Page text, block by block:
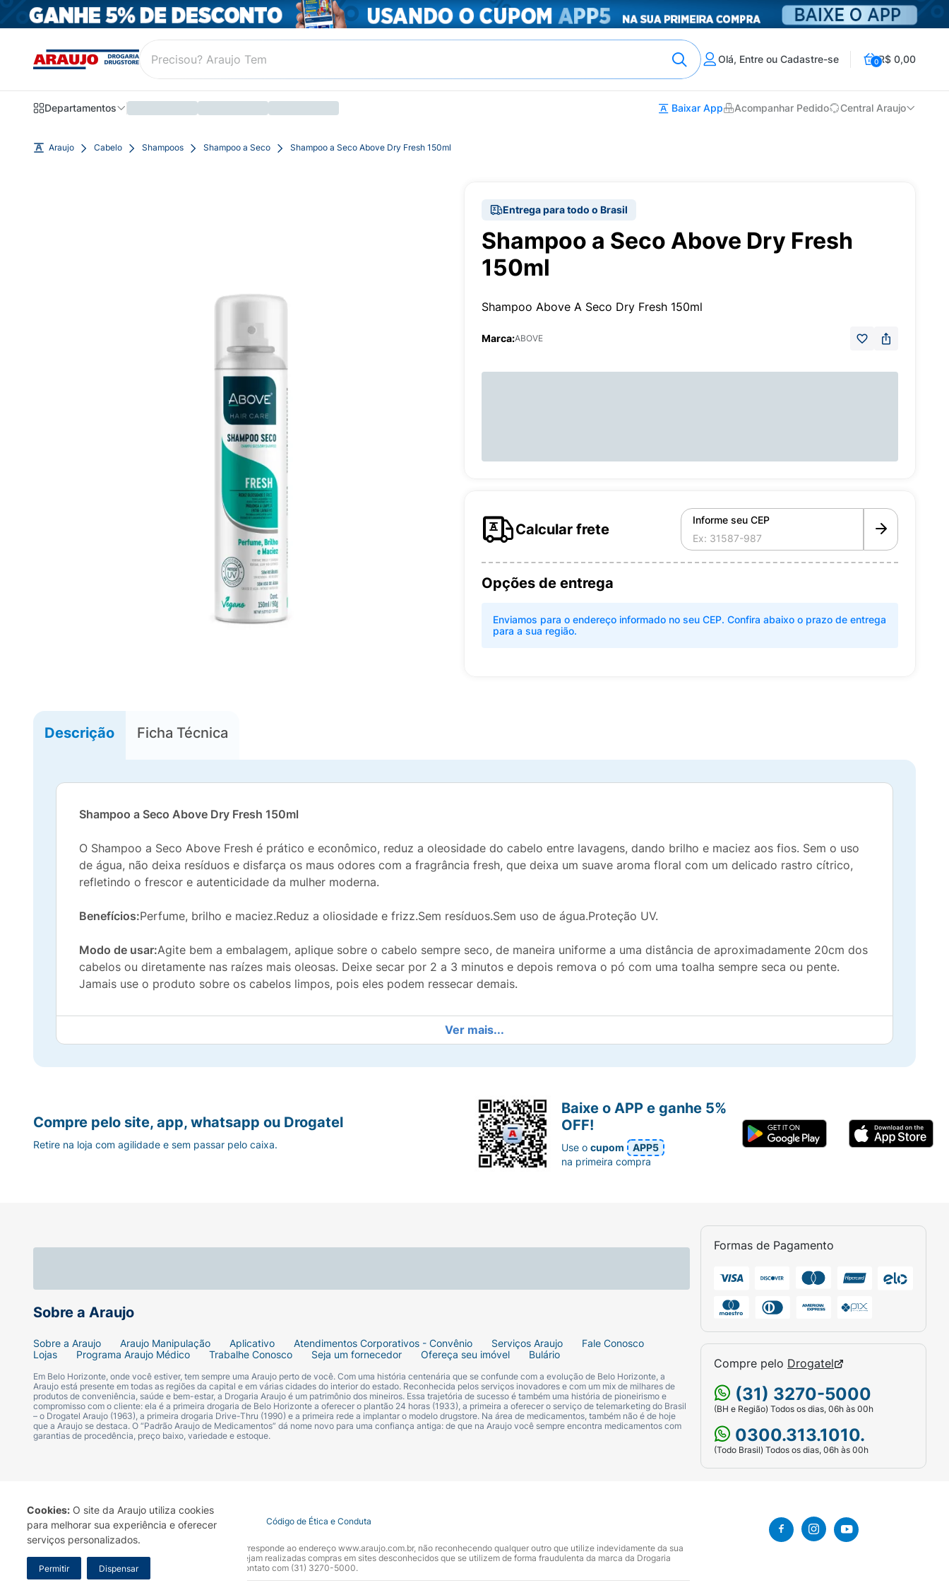
Cookies: O site da Araujo utiliza cookies
para melhorar sua experiência e oferecer
serviços personalizados.
Permitir Dispensar
Olá, Entre ou Cadastre-se 0R$ 0,00
Departamentos Baixar App Acompanhar Pedido Central Araujo
Araujo Cabelo Shampoos Shampoo a Seco Shampoo a Seco Above Dry Fresh 150ml
Entrega para todo o Brasil
Shampoo a Seco Above Dry Fresh
150ml
Shampoo Above A Seco Dry Fresh 150ml
Marca:ABOVE
Calcular frete
Informe seu CEP
Opções de entrega
Enviamos para o endereço informado no seu CEP. Confira abaixo o prazo de entrega
para a sua região.
Descrição Ficha Técnica
Shampoo a Seco Above Dry Fresh 150ml
O Shampoo a Seco Above Fresh é prático e econômico, reduz a oleosidade do cabelo entre lavagens, dando brilho e maciez aos fios. Sem o uso
de água, não deixa resíduos e disfarça os maus odores com a fragrância fresh, que deixa um suave aroma floral com um delicado rastro cítrico,
refletindo o frescor e autenticidade da mulher moderna.
Benefícios:Perfume, brilho e maciez.Reduz a oliosidade e frizz.Sem resíduos.Sem uso de água.Proteção UV.
Modo de usar:Agite bem a embalagem, aplique sobre o cabelo sempre seco, de maneira uniforme a uma distância de aproximadamente 20cm dos
cabelos ou diretamente nas raízes mais oleosas. Deixe secar por 2 a 3 minutos e depois remova o pó com uma toalha sempre seca ou pente.
Jamais use o produto sobre os cabelos limpos, pois eles podem ressecar demais.
Ver mais...
Sobre a Araujo
Sobre a Araujo Araujo Manipulação Aplicativo Atendimentos Corporativos - Convênio Serviços Araujo
Fale Conosco
Lojas
Programa Araujo Médico Trabalhe Conosco Seja um fornecedor Ofereça seu imóvel Bulário
Em Belo Horizonte, onde você estiver, tem sempre uma Araujo perto de você. Com uma história centenária que se confunde com a evolução de Belo Horizonte, a
Araujo está presente em todas as regiões da capital e em várias cidades do interior do estado. Reconhecida pelos serviços inovadores e com um mix de milhares de
produtos de conveniência, saúde e bem-estar, a Drogaria Araujo é um patrimônio dos mineiros. Essa trajetória de sucesso é também uma história de pioneirismo e
compromisso com o cliente: ela é a primeira drogaria de Belo Horizonte a oferecer o plantão 24 horas (1933), a primeira a oferecer o serviço de telemarketing do Brasil
– o Drogatel Araujo (1963), a primeira drogaria Drive-Thru (1990) e a primeira rede a implantar o modelo drugstore. Na área de medicamentos, também não é de hoje
que a Araujo se destaca. O “Padrão Araujo de Medicamentos” dá nome novo para uma confiança antiga: de que na Araujo você sempre encontra medicamentos com
garantias de procedência, preço baixo, variedade e estoque.
Formas de Pagamento
Compre pelo Drogatel
(31) 3270-5000
(BH e Região) Todos os dias, 06h às 00h
0300.313.1010.
(Todo Brasil) Todos os dias, 06h às 00h
Compre pelo site, app, whatsapp ou Drogatel
Retire na loja com agilidade e sem passar pelo caixa.
Baixe o APP e ganhe 5%
OFF!
Use ocupom
APP5
na primeira compra
Termo de Uso Portal da Privacidade Covid-19 Código de Ética e Conduta
A Drogaria Araujo S/A informa que o seu site oficial corresponde ao endereço www.araujo.com.br, não reconhecendo qualquer outro que utilize indevidamente da sua
marca. Para sua segurança recomendamos que não sejam realizadas compras em sites desconhecidos que se utilizem de forma fraudulenta da marca da Drogaria
Araujo S.A. Em caso de dúvidas, gentileza entrar em contato com (31) 3270-5000.